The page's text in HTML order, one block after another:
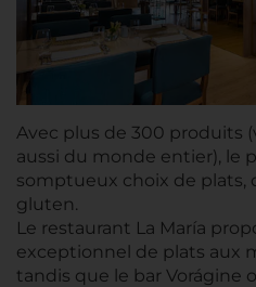
Avec plus de 300 produits
aussi du monde entier), le
somptueux choix de plats,
gluten.
Le restaurant La María
exceptionnel de plats aux
tandis que le bar Vorágine